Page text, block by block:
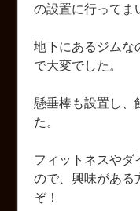
の設置に行ってま
地下にあるジムな
で大変でした。
懸垂棒も設置し、
た。
フィットネスやダ
ので、興味があ
ぞ！